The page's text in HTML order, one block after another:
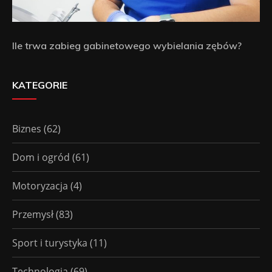
Ile trwa zabieg gabinetowego wybielania zębów?
KATEGORIE
Biznes (62)
Dom i ogród (61)
Motoryzacja (4)
Przemysł(83)
Sport i turystyka (11)